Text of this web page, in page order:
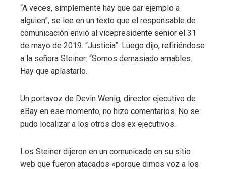
“A veces, simplemente hay que dar ejemplo a
alguien”, se lee en un texto que el responsable de
comunicación envió al vicepresidente senior el 31
de mayo de 2019. “Justicia”. Luego dijo, refiriéndose
a la señora Steiner: “Somos demasiado amables.
Hay que aplastarlo.
Un portavoz de Devin Wenig, director ejecutivo de
eBay en ese momento, no hizo comentarios. No se
pudo localizar a los otros dos ex ejecutivos.
Los Steiner dijeron en un comunicado en su sitio
web que fueron atacados «porque dimos voz a los